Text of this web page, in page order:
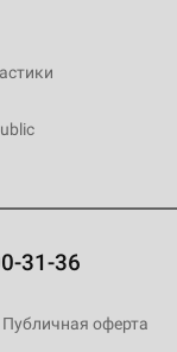
31-36
Публичная оферта